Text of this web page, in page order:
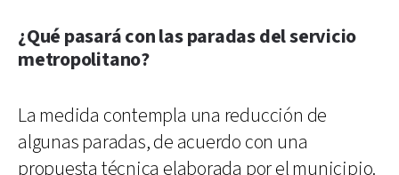
¿Qué pasará con las paradas del servicio
metropolitano?
La medida contempla una reducción de
algunas paradas, de acuerdo con una
propuesta técnica elaborada por el municipio.